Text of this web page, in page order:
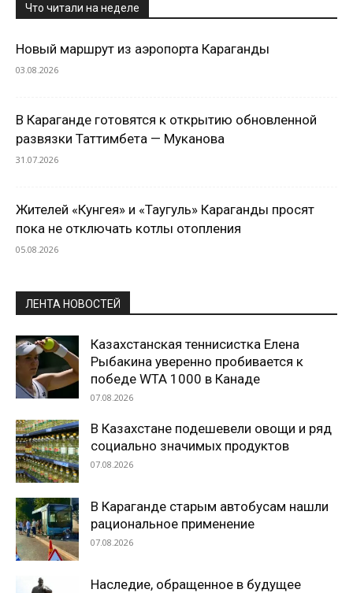
Что читали на неделе
Новый маршрут из аэропорта Караганды
03.08.2026
В Караганде готовятся к открытию обновленной
развязки Таттимбета — Муканова
31.07.2026
Жителей «Кунгея» и «Таугуль» Караганды просят
пока не отключать котлы отопления
05.08.2026
ЛЕНТА НОВОСТЕЙ
Казахстанская теннисистка Елена
Рыбакина уверенно пробивается к
победе WTA 1000 в Канаде
07.08.2026
В Казахстане подешевели овощи и ряд
социально значимых продуктов
07.08.2026
В Караганде старым автобусам нашли
рациональное применение
07.08.2026
Наследие, обращенное в будущее